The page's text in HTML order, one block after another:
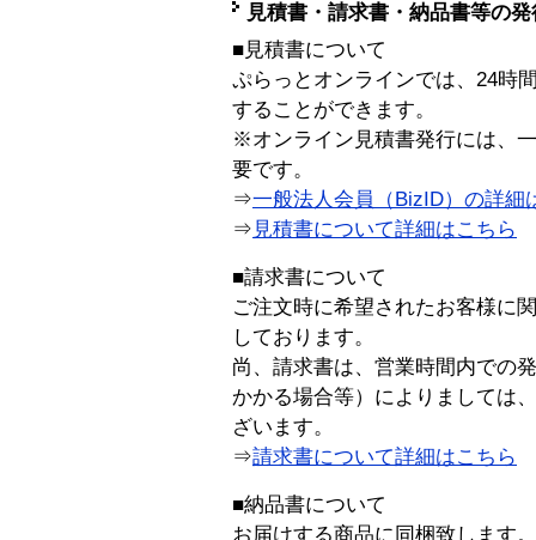
見積書・請求書・納品書等の
■見積書について
ぷらっとオンラインでは、24時
することができます。
※オンライン見積書発行には、
要です。
⇒一般法人会員（BizID）の詳細
⇒ 見積書について詳細はこちら
■請求書について
ご注文時に希望されたお客様に
しております。
尚、請求書は、営業時間内での
かかる場合等）によりましては
ざいます。
⇒請求書について詳細はこちら
■納品書について
お届けする商品に同梱致します。